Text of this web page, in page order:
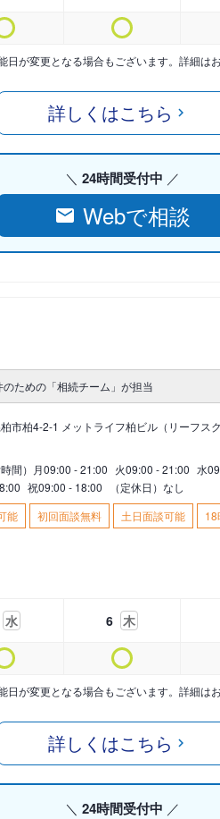
日が変更となる場合もございます。詳細は
詳しくはこちら
24時間受付中
Webで相談
のための「相続チーム」が担当
市柏4-2-1 メットライフ柏ビル（リーフス
間） 月09:00 - 21:00 火09:00 - 21:00 水
祝09:00 - 18:00
（定休日）なし
能
初回面談無料 土日面談可能
水 6 木
日が変更となる場合もございます。詳細は
詳しくはこちら
24時間受付中